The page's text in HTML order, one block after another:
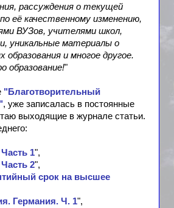
рассуждения о текущей
её качественному изменению,
ВУЗов, учителями школ,
уникальные материалы о
и многое другое.
образование!"
"Благотворительный
, уже записалась в постоянные
выходящие в журнале статьи.
1",
2",
срок на высшее
Германия. Ч. 1",